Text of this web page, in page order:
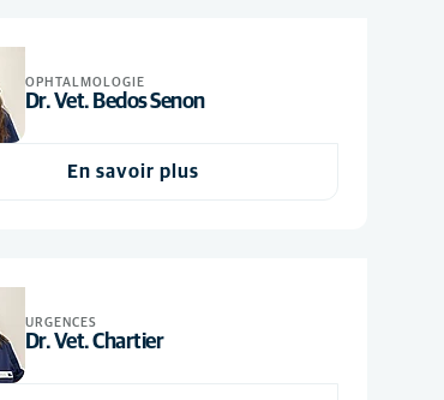
OPHTALMOLOGIE
Dr. Vet. Bedos Senon
En savoir plus
URGENCES
Dr. Vet. Chartier